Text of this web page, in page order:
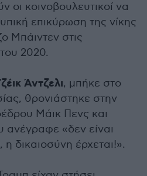
οι κοινοβουλευτικοί να
επικύρωση της νίκης
Μπάιντεν στις
2020.
Άντζελι, μπήκε στο
θρονιάστηκε στην
Μάικ Πενς και
«δεν είναι
δικαιοσύνη έρχεται!».